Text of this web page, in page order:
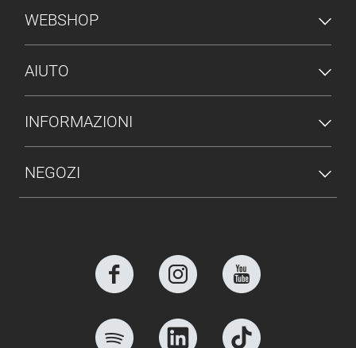
MENU PIÈ DI PAGINA
WEBSHOP
AIUTO
INFORMAZIONI
NEGOZI